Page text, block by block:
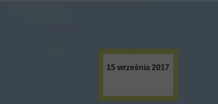
15 września 2017